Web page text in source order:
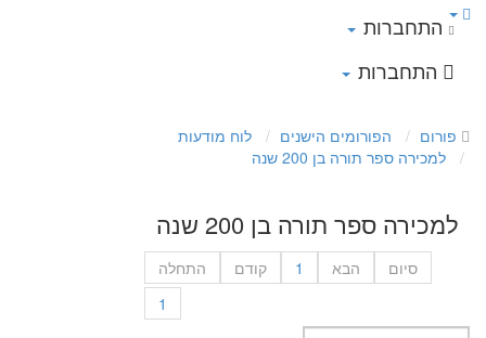
התחברות
התחברות
פורום הפורומים הישנים
לוח מודעות
למכירה ספר תורה בן 200 שנה
למכירה ספר תורה בן 200 שנה
התחלה קודם 1 הבא
סיום
1